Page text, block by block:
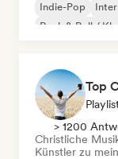
Indie-Pop
Rock & Roll /
Top
> 1200
Christliche
Künstler zu